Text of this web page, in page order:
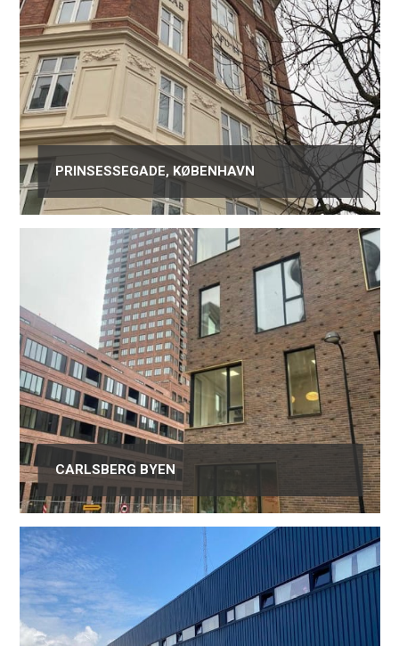
PRINSESSEGADE, KØBENHAVN
CARLSBERG BYEN